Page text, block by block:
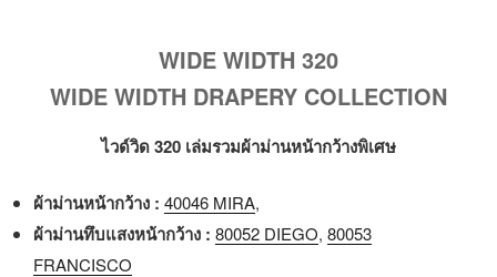
WIDE WIDTH 320
WIDE WIDTH DRAPERY COLLECTION
ไวด์วิด 320 เล่มรวมผ้าม่านหน้ากว้างพิเศษ
ผ้าม่านหน้ากว้าง : 40046 MIRA,
ผ้าม่านทึบแสงหน้ากว้าง : 80052 DIEGO, 80053
FRANCISCO